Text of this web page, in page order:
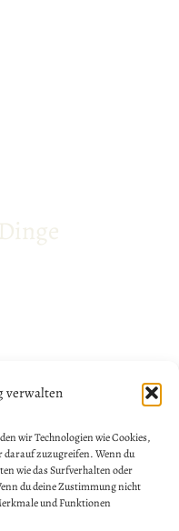
verwalten
wir Technologien wie Cookies,
zuzugreifen. Wenn du
wie das Surfverhalten oder
du deine Zustimmung nicht
und Funktionen
| All Rights Reserved
Geschäftsbedingungen